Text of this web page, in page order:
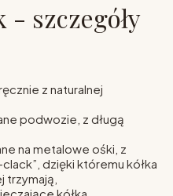
- szczegóły
z naturalnej
podwozie, z długą
na metalowe ośki, z
dzięki któremu kółka
trzymają,